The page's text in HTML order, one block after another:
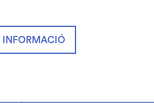
una radiografia
tradicionals de tot el
mostrari d’allò que Veus
feta a casa nostra
Ruera (
compositors actuals com
INFORMACIÓ